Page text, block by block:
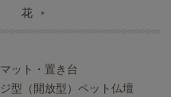
花
ット・置き台
型（開放型）ペット仏壇